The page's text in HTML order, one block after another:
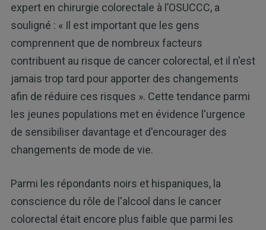
expert en chirurgie colorectale à l’OSUCCC, a
souligné : « Il est important que les gens
comprennent que de nombreux facteurs
contribuent au risque de cancer colorectal, et il n'est
jamais trop tard pour apporter des changements
afin de réduire ces risques ». Cette tendance parmi
les jeunes populations met en évidence l'urgence
de sensibiliser davantage et d'encourager des
changements de mode de vie.
Parmi les répondants noirs et hispaniques, la
conscience du rôle de l'alcool dans le cancer
colorectal était encore plus faible que parmi les